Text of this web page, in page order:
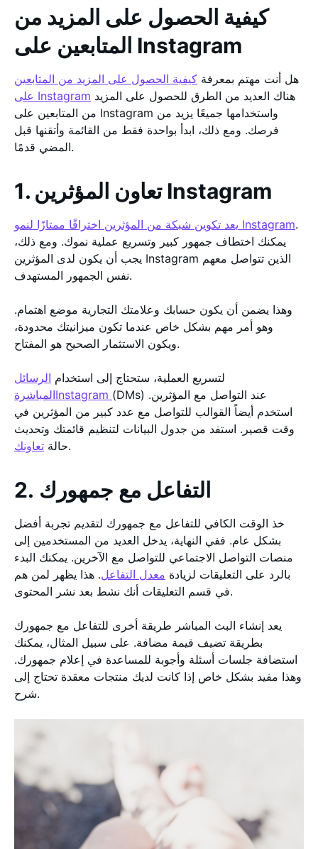
كيفية الحصول على المزيد من
المتابعين على Instagram
هل أنت مهتم بمعرفة كيفية الحصول على المزيد من المتابعين
على Instagram
من المتابعين على Instagram واستخدامها جميعًا يزيد من
فرصك. ومع ذلك، ابدأ بواحدة فقط من القائمة وأتقنها قبل
المضي قدمًا.
1. تعاون المؤثرين Instagram
يعد تكوين شبكة من المؤثرين اختراقًا ممتازًا لنمو Instagram.
يمكنك اختطاف جمهور كبير وتسريع عملية نموك. ومع ذلك،
يجب أن يكون لدى المؤثرين Instagram الذين تتواصل معهم
نفس الجمهور المستهدف.
وهذا يضمن أن يكون حسابك وعلامتك التجارية موضع اهتمام.
وهو أمر مهم بشكل خاص عندما تكون ميزانيتك محدودة،
ويكون الاستثمار الصحيح هو المفتاح.
لتسريع العملية، ستحتاج إلى استخدام الرسائل
المباشرةInstagram (DMs) عند التواصل مع المؤثرين.
استخدم أيضاً القوالب للتواصل مع عدد كبير من المؤثرين في
وقت قصير. استفد من جدول البيانات لتنظيم قائمتك وتحديث
حالة تعاونك .
2. التفاعل مع جمهورك
خذ الوقت الكافي للتفاعل مع جمهورك لتقديم تجربة أفضل
بشكل عام. ففي النهاية، يدخل العديد من المستخدمين إلى
منصات التواصل الاجتماعي للتواصل مع الآخرين. يمكنك البدء
بالرد على التعليقات لزيادة معدل التفاعل. هذا يظهر لمن هم
في قسم التعليقات أنك نشط بعد نشر المحتوى.
يعد إنشاء البث المباشر طريقة أخرى للتفاعل مع جمهورك
بطريقة تضيف قيمة مضافة. على سبيل المثال، يمكنك
استضافة جلسات أسئلة وأجوبة للمساعدة في إعلام جمهورك.
وهذا مفيد بشكل خاص إذا كانت لديك منتجات معقدة تحتاج إلى
شرح.